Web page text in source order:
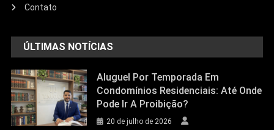
Contato
ÚLTIMAS NOTÍCIAS
Aluguel Por Temporada Em
Condomínios Residenciais: Até Onde
Pode Ir A Proibição?
20 de julho de 2026